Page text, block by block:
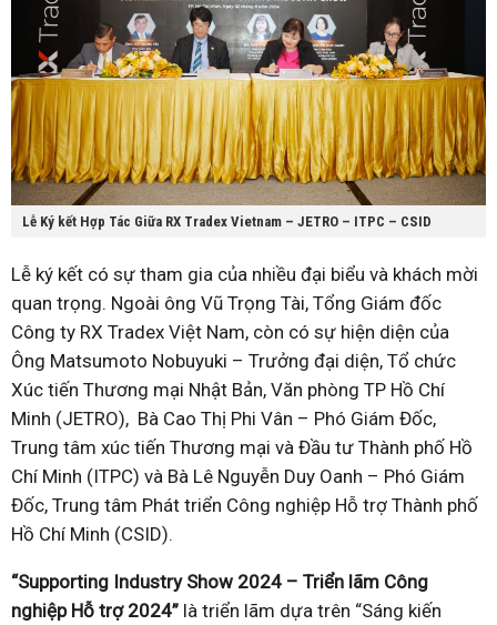
Lễ Ký kết Hợp Tác Giữa RX Tradex Vietnam – JETRO – ITPC – CSID
Lễ ký kết có sự tham gia của nhiều đại biểu và khách mời
quan trọng. Ngoài ông Vũ Trọng Tài, Tổng Giám đốc
Công ty RX Tradex Việt Nam, còn có sự hiện diện của
Ông Matsumoto Nobuyuki – Trưởng đại diện, Tổ chức
Xúc tiến Thương mại Nhật Bản, Văn phòng TP Hồ Chí
Minh (JETRO), Bà Cao Thị Phi Vân – Phó Giám Đốc,
Trung tâm xúc tiến Thương mại và Đầu tư Thành phố Hồ
Chí Minh (ITPC) và Bà Lê Nguyễn Duy Oanh – Phó Giám
Đốc, Trung tâm Phát triển Công nghiệp Hỗ trợ Thành phố
Hồ Chí Minh (CSID).
“Supporting Industry Show 2024 – Triển lãm Công
nghiệp Hỗ trợ 2024” là triển lãm dựa trên “Sáng kiến